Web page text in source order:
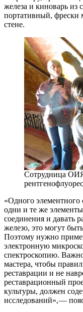
железа и киноварь из
портативный, фрески
стене.
Сотрудница
«Одного элементного
одни и те же
соединения и давать
железо, это могут
Поэтому нужно
электронную
спектроскопию.
мастера, чтобы
реставрации и не
реставрационный
культуры, должен
исследований», —